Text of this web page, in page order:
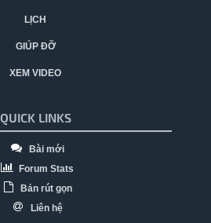
LỊCH
GIÚP ĐỠ
XEM VIDEO
QUICK LINKS
Bài mới
Forum Stats
Bản rút gọn
Liên hệ